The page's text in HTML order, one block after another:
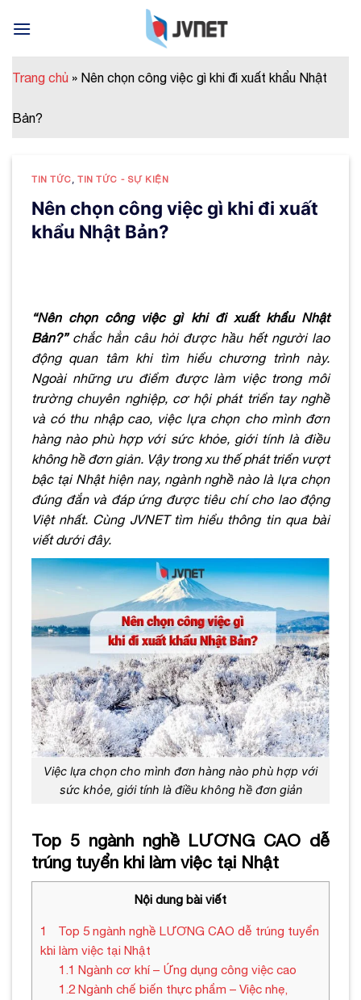
Trang chủ » Nên chọn công việc gì khi đi xuất khẩu Nhật
Bản?
TIN TỨC ,TIN TỨC - SỰ KIỆN
Nên chọn công việc gì khi đi xuất
khẩu Nhật Bản?
“Nên chọn công việc gì khi đi xuất khẩu Nhật
Bản?”chắc hẳn câu hỏi được hầu hết người lao
động quan tâm khi tìm hiểu chương trình này.
Ngoài những ưu điểm được làm việc trong môi
trường chuyên nghiệp, cơ hội phát triển tay nghề
và có thu nhập cao, việc lựa chọn cho mình đơn
hàng nào phù hợp với sức khỏe, giới tính là điều
không hề đơn giản. Vậy trong xu thế phát triển vượt
bậc tại Nhật hiện nay, ngành nghề nào là lựa chọn
đúng đắn và đáp ứng được tiêu chí cho lao động
Việt nhất. Cùng JVNET tìm hiểu thông tin qua bài
viết dưới đây.
Việc lựa chọn cho mình đơn hàng nào phù hợp với
sức khỏe, giới tính là điều không hề đơn giản
Top 5 ngành nghề LƯƠNG CAO dễ
trúng tuyển khi làm việc tại Nhật
Nội dung bài viết
1
Top 5 ngành nghề LƯƠNG CAO dễ trúng tuyển
khi làm việc tại Nhật
1.1 Ngành cơ khí – Ứng dụng công việc cao
1.2Ngành chế biến thực phẩm – Việc nhẹ,